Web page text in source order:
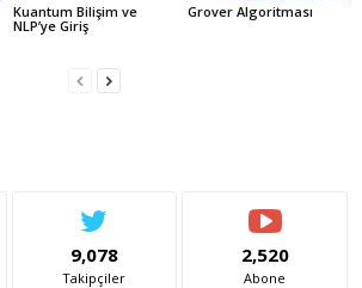
Kuantum Bilişim ve
NLP’ye Giriş
Grover Algoritması
9,078
Takipçiler
2,520
Abone